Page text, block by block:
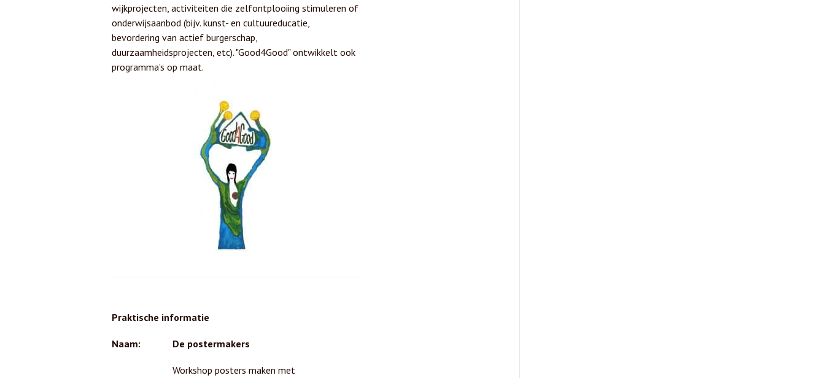
wijkprojecten, activiteiten die zelfontplooiing stimuleren of
onderwijsaanbod (bijv. kunst- en cultuureducatie,
bevordering van actief burgerschap,
duurzaamheidsprojecten, etc). "Good4Good" ontwikkelt ook
programma’s op maat.
Praktische informatie
Naam: De postermakers
Workshop posters maken met